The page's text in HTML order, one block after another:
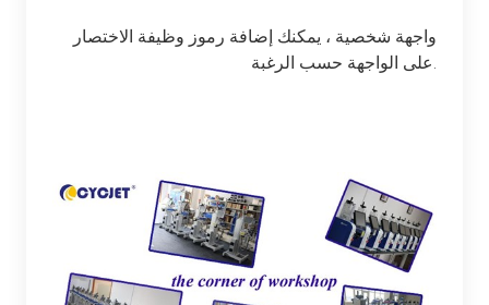
واجهة شخصية ، يمكنك إضافة رموز وظيفة الاختصار
على الواجهة حسب الرغبة.